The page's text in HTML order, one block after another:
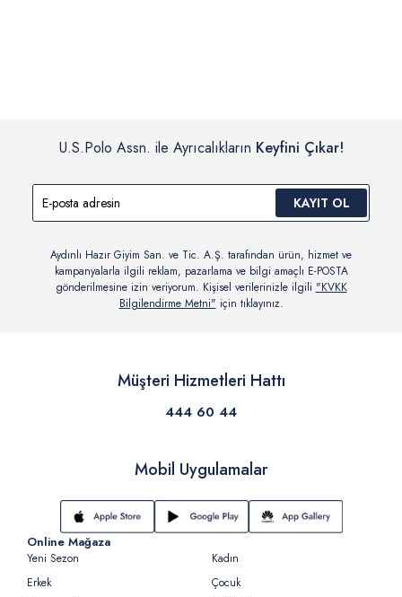
U.S.Polo Assn. ile Ayrıcalıkların Keyfini Çıkar!
KAYIT OL
Aydınlı Hazır Giyim San. ve Tic. A.Ş. tarafından ürün, hizmet ve
kampanyalarla ilgili reklam, pazarlama ve bilgi amaçlı E-POSTA
gönderilmesine izin veriyorum. Kişisel verilerinizle ilgili "KVKK
Bilgilendirme Metni" için tıklayınız.
Müşteri Hizmetleri Hattı
444 60 44
Mobil Uygulamalar
Online Mağaza
Yeni Sezon
Kadın
Erkek
Çocuk